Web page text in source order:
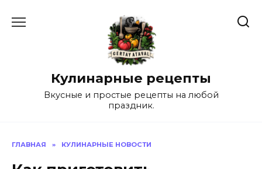
Кулинарные рецепты
Вкусные и простые рецепты на любой
праздник.
ГЛАВНАЯ » КУЛИНАРНЫЕ НОВОСТИ